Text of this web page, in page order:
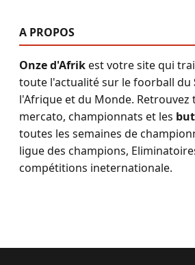
A PROPOS
Onze d'Afrikest votre site qui
toute l'actualité sur le foorball du
l'Afrique et du Monde. Retrouvez
mercato, championnats et les
toutes les semaines de
ligue des champions,
compétitions ineternationale.